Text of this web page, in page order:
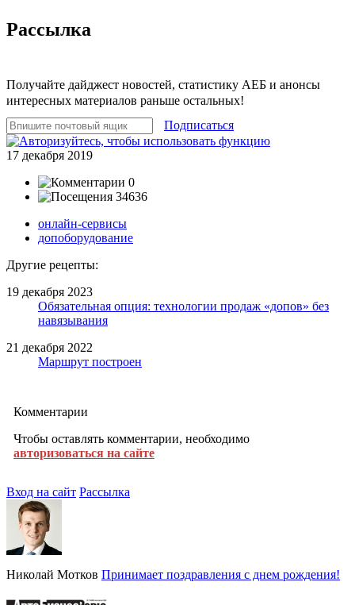
Рассылка
Получайте дайджест новостей, статистику АЕБ и анонсы
интересных материалов раньше остальных!
Подписаться
17 декабря 2019
0
34636
онлайн-сервисы
допоборудование
Другие рецепты:
19 декабря 2023
Обязательная опция: технологии продаж «допов» без
навязывания
21 декабря 2022
Маршрут построен
Комментарии
Чтобы оставлять комментарии, необходимо
авторизоваться на сайте
Вход на сайт Рассылка
Николай Мотков Принимает поздравления с днем рождения!